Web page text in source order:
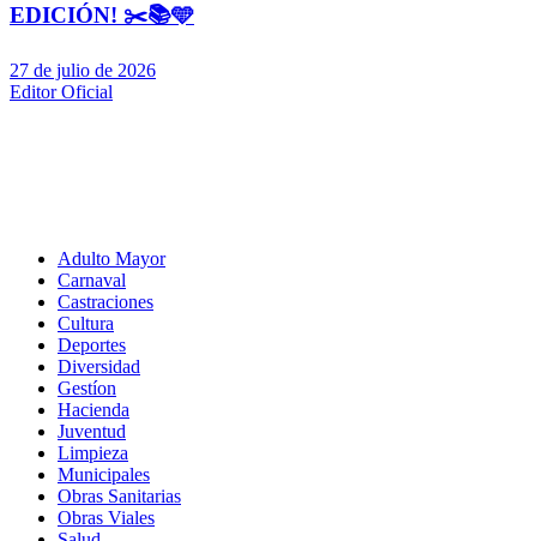
EDICIÓN! ✂️📚🩵
27 de julio de 2026
Editor Oficial
Adulto Mayor
Carnaval
Castraciones
Cultura
Deportes
Diversidad
Gestíon
Hacienda
Juventud
Limpieza
Municipales
Obras Sanitarias
Obras Viales